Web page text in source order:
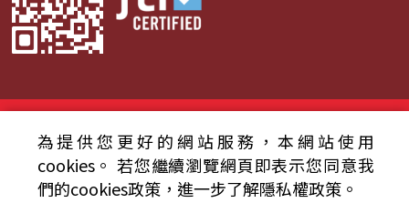
© 2024財團法人中央廣播電臺 版權所有
資通安全政策聲明
服務條款 隱私權條款
為提供您更好的網站服務，本網站使用
cookies。 若您繼續瀏覽網頁即表示您同意我
們的cookies政策，進一步了解隱私權政策。